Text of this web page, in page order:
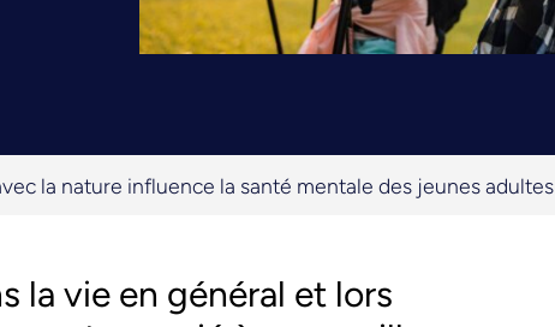
la nature influence la santé mentale des jeunes adultes
la vie en général et lors